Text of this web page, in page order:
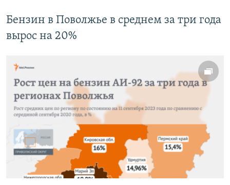
Бензин в Поволжье в среднем за три года
вырос на 20%